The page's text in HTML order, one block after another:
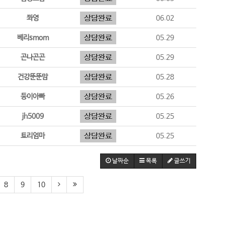
쫘영 06.02
베리smom 05.29
곤나곤곤 05.29
건강뚠뚠맘 05.28
둥이아빠 05.26
jh5009 05.25
툐리엄마 05.25
날짜순 목록 글쓰기
8 9 10